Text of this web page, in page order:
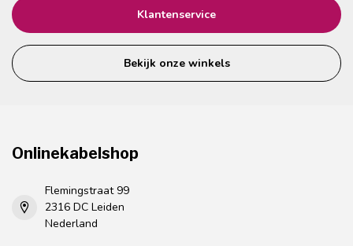
Klantenservice
Bekijk onze winkels
Onlinekabelshop
Flemingstraat 99
2316 DC Leiden
Nederland